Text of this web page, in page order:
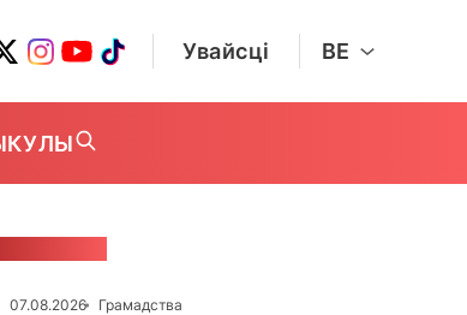
Увайсці BE
07.08.2026
Грамадства